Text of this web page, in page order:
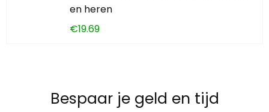
en heren
€19.69
Bespaar je geld en tijd